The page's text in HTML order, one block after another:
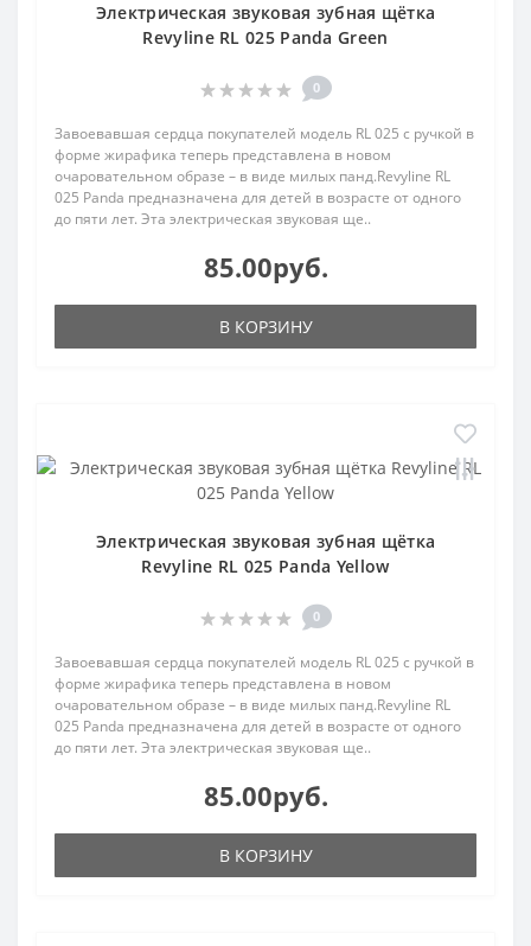
Электрическая звуковая зубная щётка
Revyline RL 025 Panda Green
0
Завоевавшая сердца покупателей модель RL 025 с ручкой в
форме жирафика теперь представлена в новом
очаровательном образе – в виде милых панд.Revyline RL
025 Panda предназначена для детей в возрасте от одного
до пяти лет. Эта электрическая звуковая ще..
85.00руб.
В КОРЗИНУ
Электрическая звуковая зубная щётка
Revyline RL 025 Panda Yellow
0
Завоевавшая сердца покупателей модель RL 025 с ручкой в
форме жирафика теперь представлена в новом
очаровательном образе – в виде милых панд.Revyline RL
025 Panda предназначена для детей в возрасте от одного
до пяти лет. Эта электрическая звуковая ще..
85.00руб.
В КОРЗИНУ